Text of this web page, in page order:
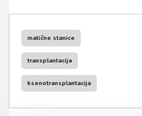
matične stanice
transplantacija
ksenotransplantacija